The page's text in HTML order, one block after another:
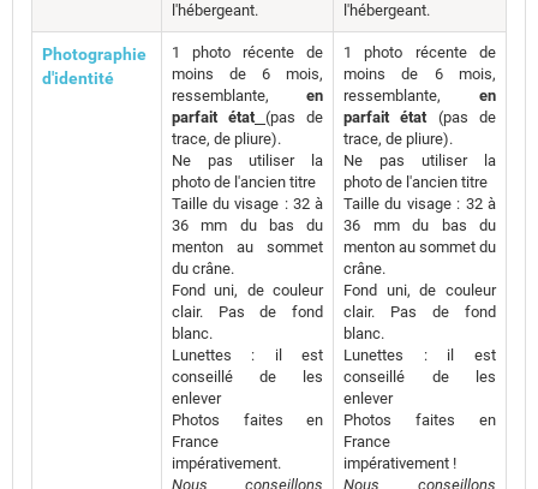
l'hébergeant.
l'hébergeant.
Photographie
d'identité
1 photo récente de
moins de 6 mois,
ressemblante, en
parfait état (pas de
trace, de pliure).
Ne pas utiliser la
photo de l'ancien titre
Taille du visage : 32 à
36 mm du bas du
menton au sommet
du crâne.
Fond uni, de couleur
clair. Pas de fond
blanc.
Lunettes : il est
conseillé de les
enlever
Photos faites en
France
impérativement.
Nous conseillons
1 photo récente de
moins de 6 mois,
ressemblante, en
parfait état(pas de
trace, de pliure).
Ne pas utiliser la
photo de l'ancien titre
Taille du visage : 32 à
36 mm du bas du
menton au sommet du
crâne.
Fond uni, de couleur
clair. Pas de fond
blanc.
Lunettes : il est
conseillé de les
enlever
Photos faites en
France
impérativement !
Nous conseillons